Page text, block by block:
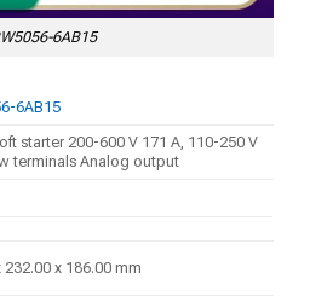
6AB15
6AB15
starter 200-600 V 171 A, 110-250 V
terminals Analog output
232.00 x 186.00 mm